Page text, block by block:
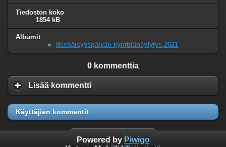
Tiedoston koko
1854 kB
Albumit
Itsenäisyyspäivän kynttilänsytytys 2021
0 kommenttia
Lisää kommentti
Käyttäjien kommentit
Powered by Piwigo